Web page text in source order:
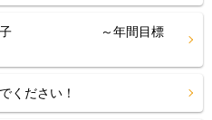
郷っ子 ～年間目標
ください！